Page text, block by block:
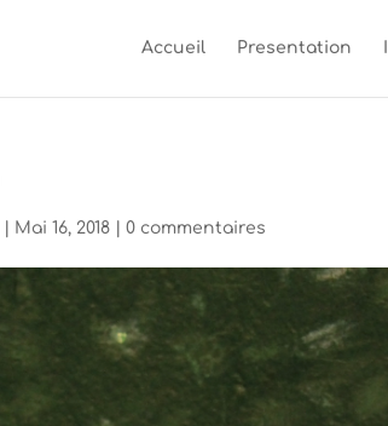
Accueil Presentation
Mai 16, 2018 |0 commentaires